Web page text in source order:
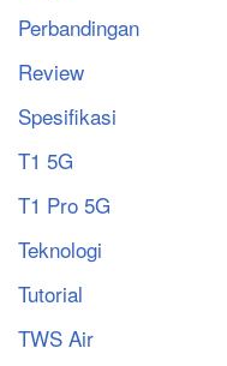
Perbandingan
Review
Spesifikasi
T1 5G
T1 Pro 5G
Teknologi
Tutorial
TWS Air